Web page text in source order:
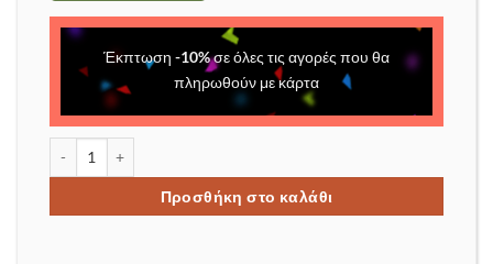
Έκπτωση -10%σε όλες τις αγορές που θα
πληρωθούν με κάρτα
Προσθήκη στο καλάθι